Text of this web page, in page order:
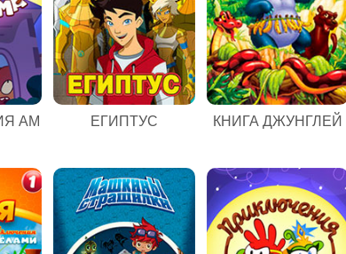
АМ
ЕГИПТУС КНИГА ДЖУНГЛЕЙ